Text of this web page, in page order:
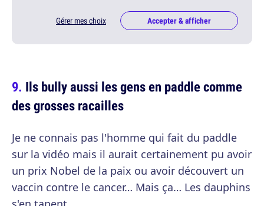
Gérer mes choix Accepter & afficher
Ils bully aussi les gens en paddle comme
des grosses racailles
Je ne connais pas l'homme qui fait du paddle
sur la vidéo mais il aurait certainement pu avoir
un prix Nobel de la paix ou avoir découvert un
vaccin contre le cancer… Mais ça… Les dauphins